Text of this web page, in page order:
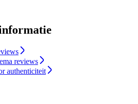
reviews
authenticiteit